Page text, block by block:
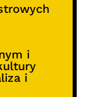
i
i